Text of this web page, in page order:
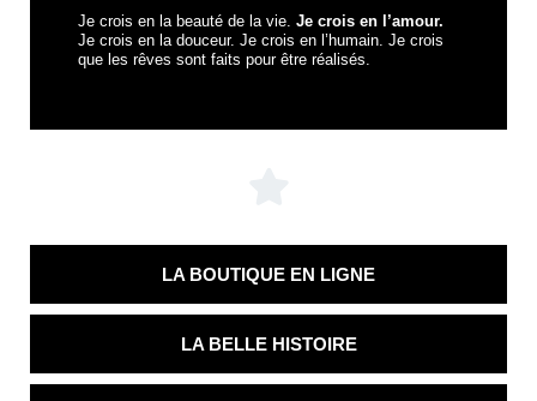
Je crois en la beauté de la vie. Je crois en l’amour.
Je crois en la douceur. Je crois en l’humain. Je crois
que les rêves sont faits pour être réalisés.
LA BOUTIQUE EN LIGNE
LA BELLE HISTOIRE